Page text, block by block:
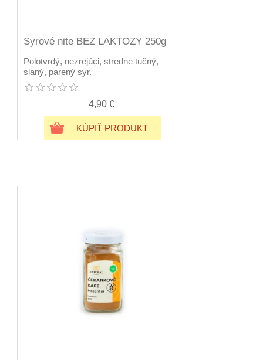
Syrové nite BEZ LAKTOZY 250g
Polotvrdý, nezrejúci, stredne tučný,
slaný, parený syr.
4,90 €
KÚPIŤ PRODUKT